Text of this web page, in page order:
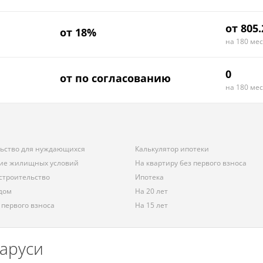
от 18% от
на 180
от по согласованию 0
на 180
для нуждающихся
жилищных условий
взноса
Калькулятор ипотеки
На квартиру без первого взноса
Ипотека
На 20 лет
На 15 лет